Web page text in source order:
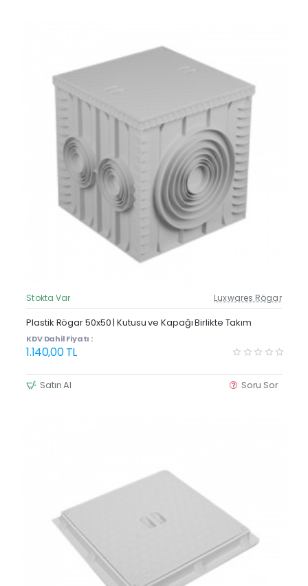
Güncel Fiyat
Stokta Var Luxwares Rögar
Plastik Rögar 50x50 | Kutusu ve Kapağı Birlikte Takım
KDV Dahil Fiyatı :
1.140,00 TL
Satın Al Soru Sor